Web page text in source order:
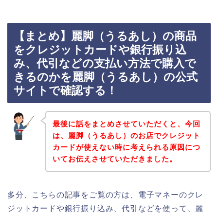
【まとめ】麗脚（うるあし）の商品
をクレジットカードや銀行振り込
み、代引などの支払い方法で購入で
きるのかを麗脚（うるあし）の公式
サイトで確認する！
最後に話をまとめさせていただくと、今回
は、麗脚（うるあし）のお店でクレジット
カードが使えない時に考えられる原因につ
いてお伝えさせていただきました。
多分、こちらの記事をご覧の方は、電子マネーのクレ
ジットカードや銀行振り込み、代引などを使って、麗